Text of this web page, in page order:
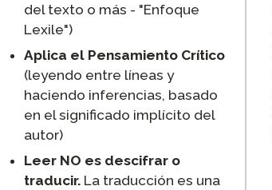
del texto o más - "Enfoque
Lexile")
Aplica el Pensamiento Crítico
(leyendo entre líneas y
haciendo inferencias, basado
en el significado implícito del
autor)
Leer NO es descifrar o
traducir.La traducción es una